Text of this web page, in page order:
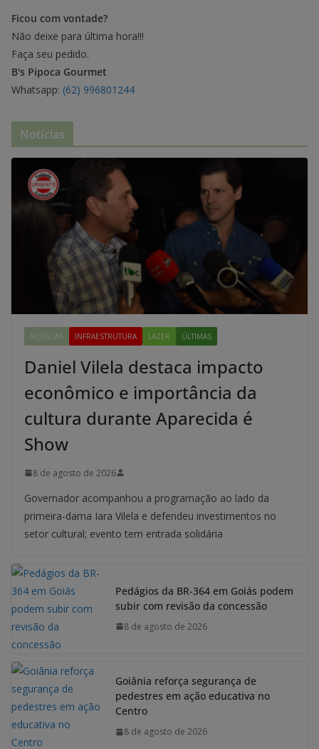
Ficou com vontade?
Não deixe para última hora!!!
Faça seu pedido.
B's Pipoca Gourmet
Whatsapp: (62) 996801244
Notícias
NOTÍCIAS INFRAESTRUTURA LAZER ÚLTIMAS
Daniel Vilela destaca impacto
econômico e importância da
cultura durante Aparecida é
Show
8 de agosto de 2026
Governador acompanhou a programação ao lado da
primeira-dama Iara Vilela e defendeu investimentos no
setor cultural; evento tem entrada solidária
Pedágios da BR-364 em Goiás podem
subir com revisão da concessão
8 de agosto de 2026
Goiânia reforça segurança de
pedestres em ação educativa no
Centro
8 de agosto de 2026